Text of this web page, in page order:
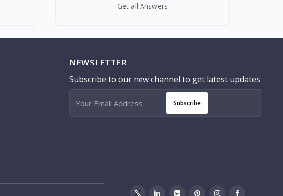
Get all Answers
NEWSLETTER
Subscribe to our new channel to get latest updates
Subscribe